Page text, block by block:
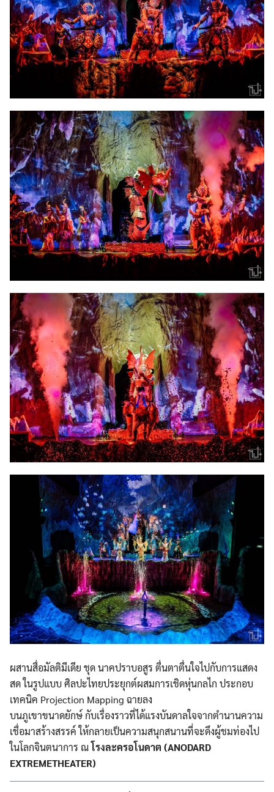
ผสานสื่อมัลติมีเดีย ชุด นาคปราบอสูร ตื่นตาตื่นใจไปกับการแสดง
สด ในรูปแบบ ศิลปะไทยประยุกต์ผสมการเชิดหุ่นกลไก ประกอบ
เทคนิค Projection Mapping ฉายลง
บนภูเขาขนาดยักษ์ กับเรื่องราวที่ได้แรงบันดาลใจจากตำนานความ
เชื่อมาสร้างสรรค์ ให้กลายเป็นความสนุกสนานที่จะดึงผู้ชมท่องไป
ในโลกจินตนาการ ณโรงละครอโนดาต (ANODARD
EXTREMETHEATER)